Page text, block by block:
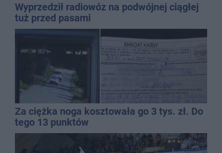
Wyprzedził radiowóz na podwójnej ciągłej
tuż przed pasami
Za ciężka noga kosztowała go 3 tys. zł. Do
tego 13 punktów